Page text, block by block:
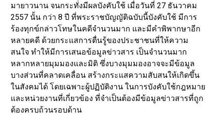
มายาวนาน จนกระทั่งมีผลบังคับใช้ เมื่อวันที่ 27 ธันวาคม
2557 นั้น กว่า 8 ปี ที่พระราชบัญญัติฉบับนี้บังคับใช้ มีการ
ร้องทุกข์กล่าวโทษในคดีจำนวนมาก และมีคำพิพากษาอีก
หลายคดี ด้วยกระแสการตื่นรู้ของประชาชนที่ให้ความ
สนใจ ทำให้มีการเสนอข้อมูลข่าวสาร เป็นจำนวนมาก
หลากหลายมุมมองและมิติ ซึ่งบางมุมมองอาจจะมีข้อมูล
บางส่วนที่คลาดเคลื่อน สร้างกระแสความสับสนให้เกิดขึ้น
ในสังคมได้ โดยเฉพาะผู้ปฏิบัติงาน ในการบังคับใช้กฎหมาย
และหน่วยงานที่เกี่ยวข้อง ที่จำเป็นต้องมีข้อมูลข่าวสารที่ถูก
ต้องครบถ้วนรอบด้าน